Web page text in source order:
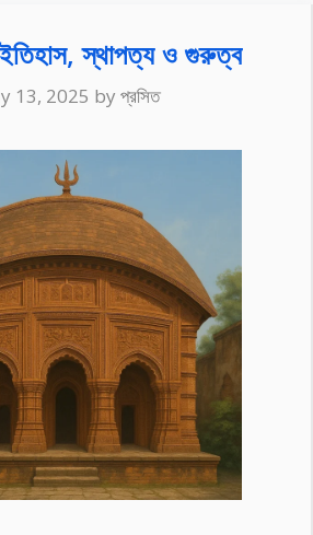
ইতিহাস, স্থাপত্য ও গুরুত্ব
13, 2025 by প্রসিত